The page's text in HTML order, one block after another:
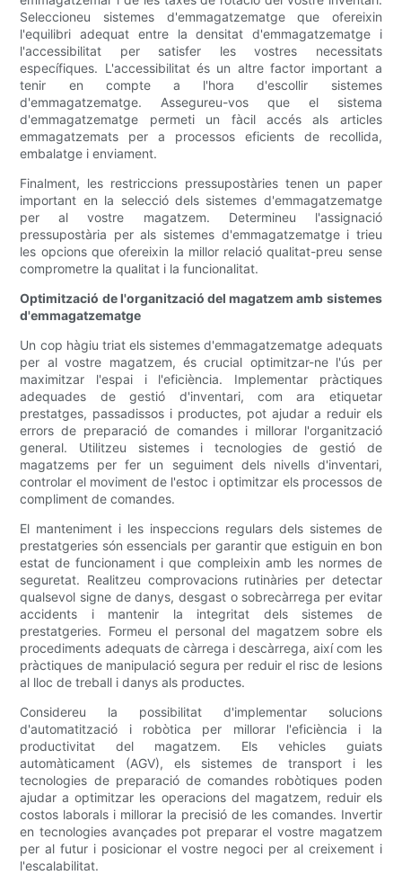
Seleccioneu sistemes d'emmagatzematge que ofereixin
l'equilibri adequat entre la densitat d'emmagatzematge i
l'accessibilitat per satisfer les vostres necessitats
específiques. L'accessibilitat és un altre factor important a
tenir en compte a l'hora d'escollir sistemes
d'emmagatzematge. Assegureu-vos que el sistema
d'emmagatzematge permeti un fàcil accés als articles
emmagatzemats per a processos eficients de recollida,
embalatge i enviament.
Finalment, les restriccions pressupostàries tenen un paper
important en la selecció dels sistemes d'emmagatzematge
per al vostre magatzem. Determineu l'assignació
pressupostària per als sistemes d'emmagatzematge i trieu
les opcions que ofereixin la millor relació qualitat-preu sense
comprometre la qualitat i la funcionalitat.
Optimització de l'organització del magatzem amb sistemes
d'emmagatzematge
Un cop hàgiu triat els sistemes d'emmagatzematge adequats
per al vostre magatzem, és crucial optimitzar-ne l'ús per
maximitzar l'espai i l'eficiència. Implementar pràctiques
adequades de gestió d'inventari, com ara etiquetar
prestatges, passadissos i productes, pot ajudar a reduir els
errors de preparació de comandes i millorar l'organització
general. Utilitzeu sistemes i tecnologies de gestió de
magatzems per fer un seguiment dels nivells d'inventari,
controlar el moviment de l'estoc i optimitzar els processos de
compliment de comandes.
El manteniment i les inspeccions regulars dels sistemes de
prestatgeries són essencials per garantir que estiguin en bon
estat de funcionament i que compleixin amb les normes de
seguretat. Realitzeu comprovacions rutinàries per detectar
qualsevol signe de danys, desgast o sobrecàrrega per evitar
accidents i mantenir la integritat dels sistemes de
prestatgeries. Formeu el personal del magatzem sobre els
procediments adequats de càrrega i descàrrega, així com les
pràctiques de manipulació segura per reduir el risc de lesions
al lloc de treball i danys als productes.
Considereu la possibilitat d'implementar solucions
d'automatització i robòtica per millorar l'eficiència i la
productivitat del magatzem. Els vehicles guiats
automàticament (AGV), els sistemes de transport i les
tecnologies de preparació de comandes robòtiques poden
ajudar a optimitzar les operacions del magatzem, reduir els
costos laborals i millorar la precisió de les comandes. Invertir
en tecnologies avançades pot preparar el vostre magatzem
per al futur i posicionar el vostre negoci per al creixement i
l'escalabilitat.